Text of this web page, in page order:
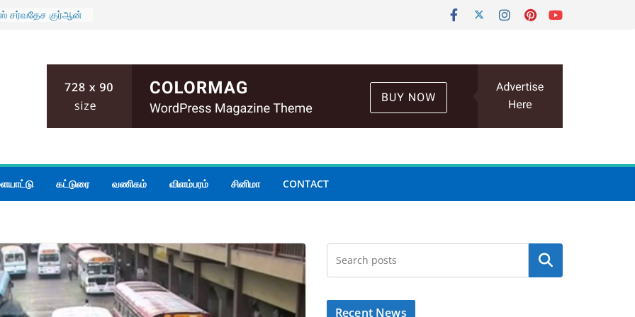
சர்வதேச குர்ஆன்
செயலாளர் – சஜித்
நபர் துபாயில்
பணிப்பாளராக
கட்டுரை வணிகம் விளம்பரம் சினிமா CONTACT
Search
Recent News